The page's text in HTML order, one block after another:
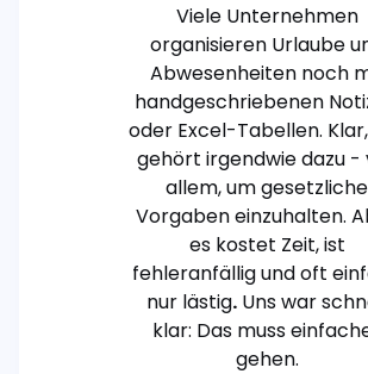
Viele Unternehmen
organisieren Urlaube
Abwesenheiten noch
handgeschriebenen
oder Excel-Tabellen.
gehört irgendwie dazu -
allem, um gesetzliche
Vorgaben einzuhalten.
es kostet Zeit, ist
fehleranfällig und oft
nur lästig.Uns war
klar: Das muss
gehen.